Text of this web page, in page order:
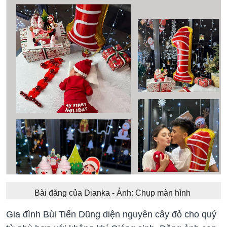
Bài đăng của Dianka - Ảnh: Chụp màn hình
Gia đình Bùi Tiến Dũng diện nguyên cây đỏ cho quý